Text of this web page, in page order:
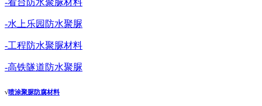
-看台防水聚脲材料
-水上乐园防水聚脲
-工程防水聚脲材料
-高铁隧道防水聚脲
√喷涂聚脲防腐材料